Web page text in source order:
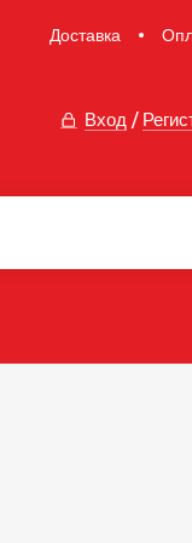
Доставка
Вход /